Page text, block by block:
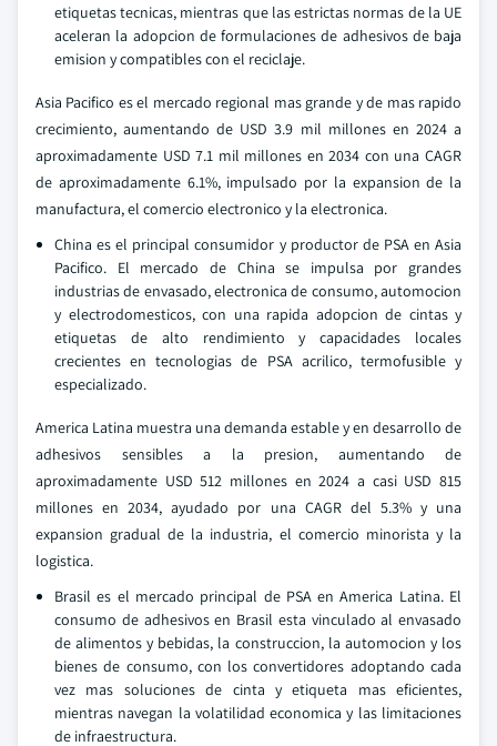
etiquetas tecnicas, mientras que las estrictas normas de la UE
aceleran la adopcion de formulaciones de adhesivos de baja
emision y compatibles con el reciclaje.
Asia Pacifico es el mercado regional mas grande y de mas rapido
crecimiento, aumentando de USD 3.9 mil millones en 2024 a
aproximadamente USD 7.1 mil millones en 2034 con una CAGR
de aproximadamente 6.1%, impulsado por la expansion de la
manufactura, el comercio electronico y la electronica.
China es el principal consumidor y productor de PSA en Asia
Pacifico. El mercado de China se impulsa por grandes
industrias de envasado, electronica de consumo, automocion
y electrodomesticos, con una rapida adopcion de cintas y
etiquetas de alto rendimiento y capacidades locales
crecientes en tecnologias de PSA acrilico, termofusible y
especializado.
America Latina muestra una demanda estable y en desarrollo de
adhesivos sensibles a la presion, aumentando de
aproximadamente USD 512 millones en 2024 a casi USD 815
millones en 2034, ayudado por una CAGR del 5.3% y una
expansion gradual de la industria, el comercio minorista y la
logistica.
Brasil es el mercado principal de PSA en America Latina. El
consumo de adhesivos en Brasil esta vinculado al envasado
de alimentos y bebidas, la construccion, la automocion y los
bienes de consumo, con los convertidores adoptando cada
vez mas soluciones de cinta y etiqueta mas eficientes,
mientras navegan la volatilidad economica y las limitaciones
de infraestructura.